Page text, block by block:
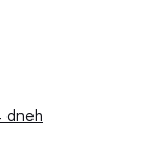
dneh